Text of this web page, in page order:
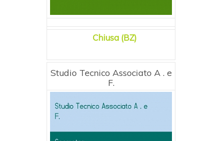
Chiusa (BZ)
Studio Tecnico Associato A . e
F.